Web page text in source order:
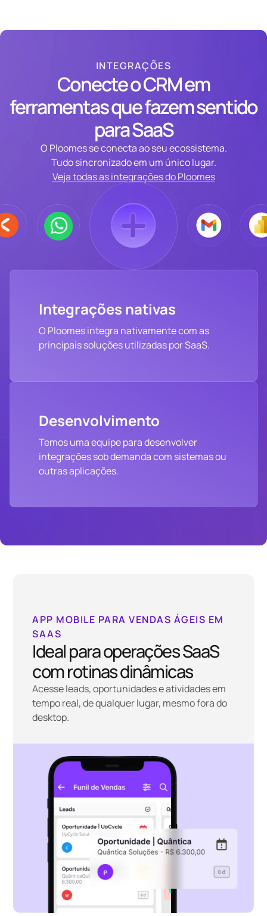
INTEGRAÇÕES
Conecte o CRM em
ferramentas que fazem sentido
para SaaS
O Ploomes se conecta ao seu ecossistema.
Tudo sincronizado em um único lugar.
Veja todas as integrações do Ploomes
Integrações nativas
O Ploomes integra nativamente com as
principais soluções utilizadas por SaaS.
Desenvolvimento
Temos uma equipe para desenvolver
integrações sob demanda com sistemas ou
outras aplicações.
APP MOBILE PARA VENDAS ÁGEIS EM
SAAS
Ideal para operações SaaS
com rotinas dinâmicas
Acesse leads, oportunidades e atividades em
tempo real, de qualquer lugar, mesmo fora do
desktop.